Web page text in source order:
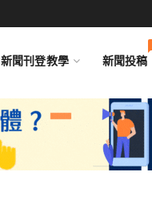
新聞刊登教學 新聞投稿